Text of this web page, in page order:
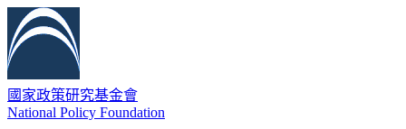
國家政策研究基金會
National Policy Foundation